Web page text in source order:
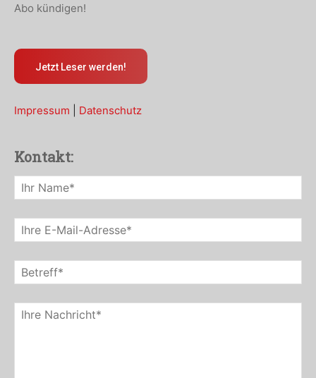
Abo kündigen!
Jetzt Leser werden!
Impressum Datenschutz
Kontakt: